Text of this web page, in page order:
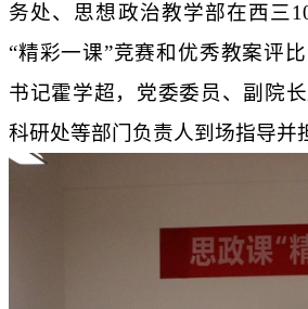
务处、思想政治教学部在西三
“精彩一课”竞赛和优秀教案评
书记霍学超，党委委员、副院长
科研处等部门负责人到场指导并